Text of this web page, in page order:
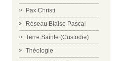
Pax Christi
Réseau Blaise Pascal
Terre Sainte (Custodie)
Théologie